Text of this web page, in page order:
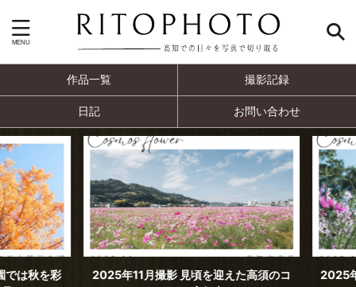
作品一覧 撮影記録
日記 お問い合わせ
秋を彩
2025年11月撮影 見頃を迎えた高須のコ
2025年